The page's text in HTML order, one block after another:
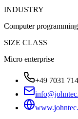
INDUSTRY
Computer
SIZE CLASS
Micro enterprise
+49 7031